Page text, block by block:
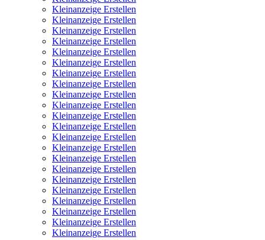
Kleinanzeige Erstellen
Kleinanzeige Erstellen
Kleinanzeige Erstellen
Kleinanzeige Erstellen
Kleinanzeige Erstellen
Kleinanzeige Erstellen
Kleinanzeige Erstellen
Kleinanzeige Erstellen
Kleinanzeige Erstellen
Kleinanzeige Erstellen
Kleinanzeige Erstellen
Kleinanzeige Erstellen
Kleinanzeige Erstellen
Kleinanzeige Erstellen
Kleinanzeige Erstellen
Kleinanzeige Erstellen
Kleinanzeige Erstellen
Kleinanzeige Erstellen
Kleinanzeige Erstellen
Kleinanzeige Erstellen
Kleinanzeige Erstellen
Kleinanzeige Erstellen